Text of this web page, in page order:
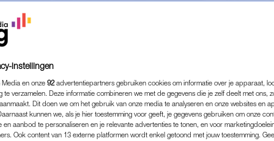
instellingen
en onze 92 advertentiepartners gebruiken cookies om informatie over je apparaat,
te verzamelen. Deze informatie combineren we met de gegevens die je zelf deelt met ons,
Dit doen we om het gebruik van onze media te analyseren en onze websites en
kunnen we, als je hier toestemming voor geeft, je gegevens gebruiken om onze
en aanbod te personaliseren en je relevante advertenties te tonen, en voor
Ook content van 13 externe platformen wordt enkel getoond met jouw toestemming.